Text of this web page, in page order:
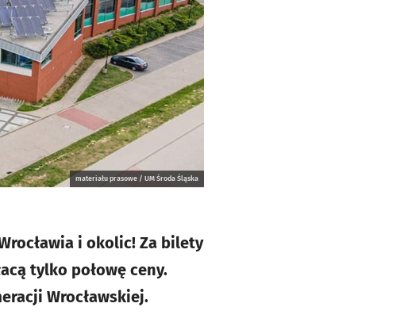
materiału prasowe / UM Środa Śląska
i okolic! Za bilety
tylko połowę ceny.
Wrocławskiej.